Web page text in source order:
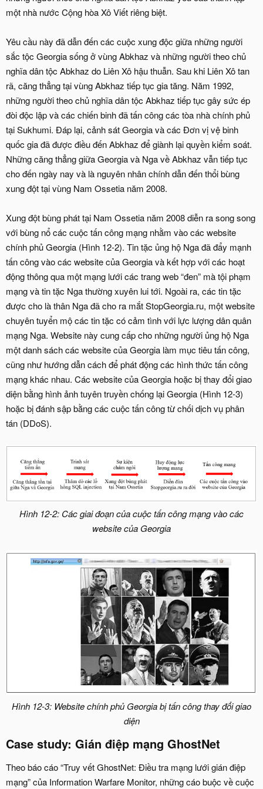
một nhà nước Cộng hòa Xô Viết riêng biệt.
Yêu cầu này đã dẫn đến các cuộc xung độc giữa những người
sắc tộc Georgia sống ở vùng Abkhaz và những người theo chủ
nghĩa dân tộc Abkhaz do Liên Xô hậu thuẫn. Sau khi Liên Xô tan
rã, căng thẳng tại vùng Abkhaz tiếp tục gia tăng. Năm 1992,
những người theo chủ nghĩa dân tộc Abkhaz tiếp tục gây sức ép
đòi độc lập và các chiến binh đã tấn công các tòa nhà chính phủ
tại Sukhumi. Đáp lại, cảnh sát Georgia và các Đơn vị vệ binh
quốc gia đã được điều đến Abkhaz để giành lại quyền kiểm soát.
Những căng thẳng giữa Georgia và Nga về Abkhaz vẫn tiếp tục
cho đến ngày nay và là nguyên nhân chính dẫn đến thổi bùng
xung đột tại vùng Nam Ossetia năm 2008.
Xung đột bùng phát tại Nam Ossetia năm 2008 diễn ra song song
với bùng nổ các cuộc tấn công mạng nhằm vào các website
chính phủ Georgia (Hình 12-2). Tin tặc ủng hộ Nga đã đẩy mạnh
tấn công vào các website của Georgia và kết hợp với các hoạt
động thông qua một mạng lưới các trang web “đen” mà tội phạm
mạng và tin tặc Nga thường xuyên lui tới. Ngoài ra, các tin tặc
được cho là thân Nga đã cho ra mắt StopGeorgia.ru, một website
chuyên tuyển mộ các tin tặc có cảm tình với lực lượng dân quân
mạng Nga. Website này cung cấp cho những người ủng hộ Nga
một danh sách các website của Georgia làm mục tiêu tấn công,
cũng như hướng dẫn cách để phát động các hình thức tấn công
mạng khác nhau. Các website của Georgia hoặc bị thay đổi giao
diện bằng hình ảnh tuyên truyền chống lại Georgia (Hình 12-3)
hoặc bị đánh sập bằng các cuộc tấn công từ chối dịch vụ phân
tán (DDoS).
Hình 12-2: Các giai đoạn của cuộc tấn công mạng vào các
website của Georgia
Hình 12-3: Website chính phủ Georgia bị tấn công thay đổi giao
diện
Case study: Gián điệp mạng GhostNet
Theo báo cáo “Truy vết GhostNet: Điều tra mạng lưới gián điệp
mạng” của Information Warfare Monitor, những cáo buộc về cuộc